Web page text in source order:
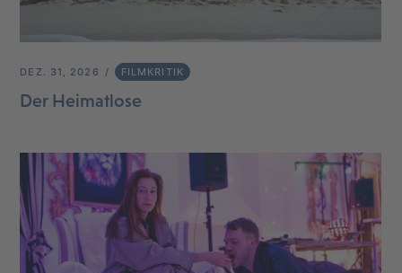
DEZ. 31, 2026 FILMKRITIK
Der Heimatlose